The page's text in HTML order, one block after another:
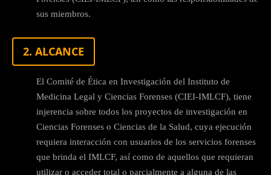
sus miembros.
2. ALCANCE
El Comité de Ética en Investigación del Instituto de
Medicina Legal y Ciencias Forenses (CIEI-IMLCF), tiene
injerencia sobre todos los proyectos de investigación en
Ciencias Forenses o Ciencias de la Salud, cuya ejecución
requiera interacción con usuarios de los servicios forenses
que brinda el IMLCF, así como de aquellos que requieran
utilizar o acceder total o parcialmente a alguna de las